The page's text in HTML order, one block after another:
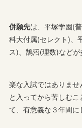
併願先は、平塚学園(
科大付属(セレクト)、
ス)、鵠沼(理数)などが
楽な入試ではありま
と入ってから苦しむ
て、有意義な３年間に